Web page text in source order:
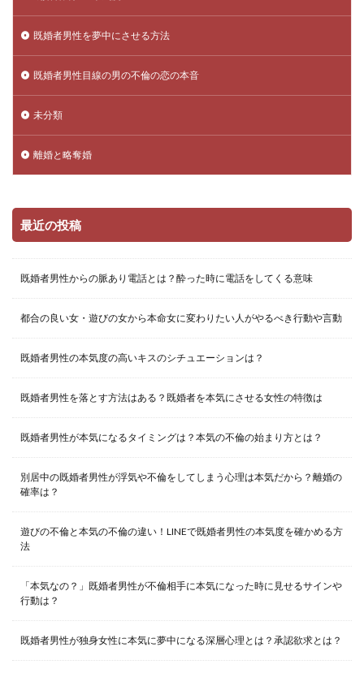
既婚者男性を夢中にさせる方法
既婚者男性目線の男の不倫の恋の本音
未分類
離婚と略奪婚
最近の投稿
既婚者男性からの脈あり電話とは？酔った時に電話をしてくる意味
都合の良い女・遊びの女から本命女に変わりたい人がやるべき行動や言動
既婚者男性の本気度の高いキスのシチュエーションは？
既婚者男性を落とす方法はある？既婚者を本気にさせる女性の特徴は
既婚者男性が本気になるタイミングは？本気の不倫の始まり方とは？
別居中の既婚者男性が浮気や不倫をしてしまう心理は本気だから？離婚の
確率は？
遊びの不倫と本気の不倫の違い！LINEで既婚者男性の本気度を確かめる方
法
「本気なの？」既婚者男性が不倫相手に本気になった時に見せるサインや
行動は？
既婚者男性が独身女性に本気に夢中になる深層心理とは？承認欲求とは？